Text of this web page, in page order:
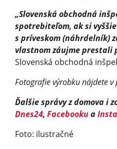
„Slovenská obchodná
spotrebiteľom, ak si
s príveskom (náhrdelník)
vlastnom záujme prestali
Slovenská obchodná
Fotografie výrobku nájdete
Ďalšie správy z domova i
Dnes24, Facebookua
Foto: ilustračné